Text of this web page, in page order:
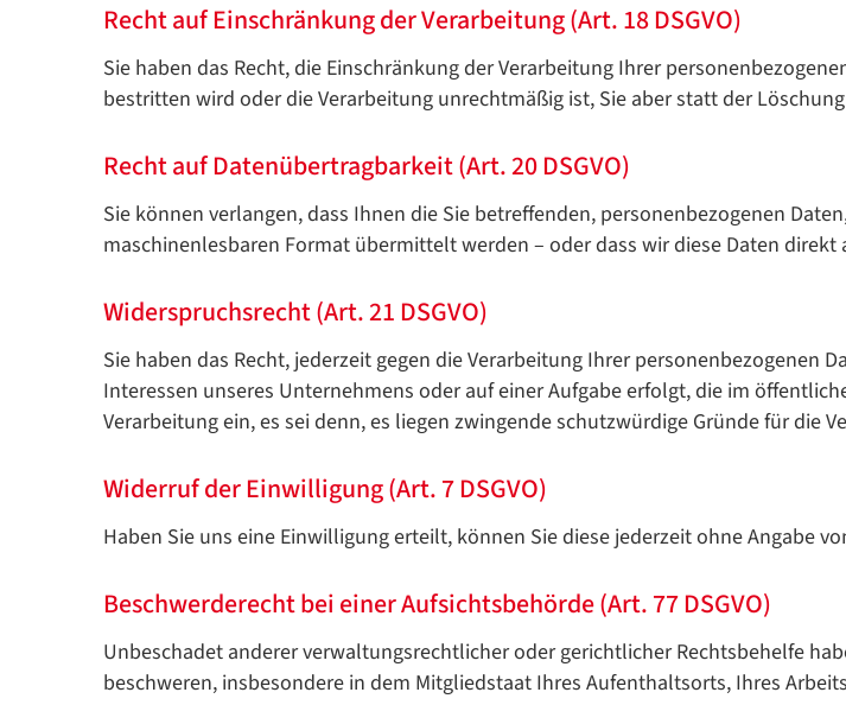
Recht auf Einschränkung der Verarbeitung (Art. 18 DSGVO)
Sie haben das Recht, die Einschränkung der Verarbeitung Ihrer
bestritten wird oder die Verarbeitung unrechtmäßig ist, Sie aber statt der
Recht auf Datenübertragbarkeit (Art. 20 DSGVO)
Sie können verlangen, dass Ihnen die Sie betreffenden, personenbezogenen
maschinenlesbaren Format übermittelt werden – oder dass wir diese Daten
Widerspruchsrecht (Art. 21 DSGVO)
Sie haben das Recht, jederzeit gegen die Verarbeitung Ihrer personenbezogenen
Interessen unseres Unternehmens oder auf einer Aufgabe erfolgt, die im
Verarbeitung ein, es sei denn, es liegen zwingende schutzwürdige Gründe für die
Widerruf der Einwilligung (Art. 7 DSGVO)
Haben Sie uns eine Einwilligung erteilt, können Sie diese jederzeit ohne Angabe
Beschwerderecht bei einer Aufsichtsbehörde (Art. 77 DSGVO)
Unbeschadet anderer verwaltungsrechtlicher oder gerichtlicher Rechtsbehelfe
beschweren, insbesondere in dem Mitgliedstaat Ihres Aufenthaltsorts, Ihres